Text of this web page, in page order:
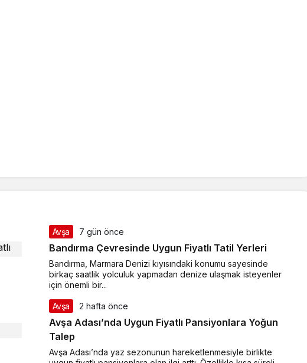
Avşa 7 gün önce
Bandırma Çevresinde Uygun Fiyatlı Tatil Yerleri
Bandırma, Marmara Denizi kıyısındaki konumu sayesinde
birkaç saatlik yolculuk yapmadan denize ulaşmak isteyenler
için önemli bir...
Avşa 2 hafta önce
Avşa Adası’nda Uygun Fiyatlı Pansiyonlara Yoğun
Talep
Avşa Adası’nda yaz sezonunun hareketlenmesiyle birlikte